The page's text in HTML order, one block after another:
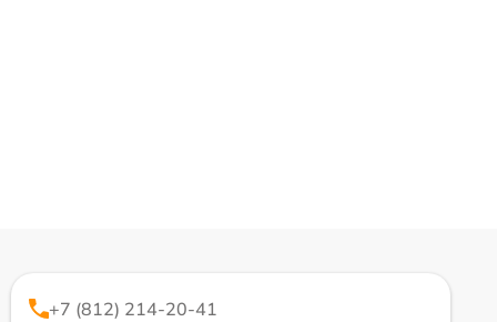
+7 (812) 214-20-41